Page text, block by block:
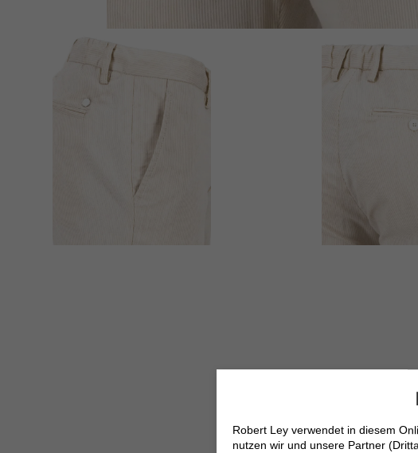
Robert Ley verwendet in diesem
nutzen wir und unsere Partner